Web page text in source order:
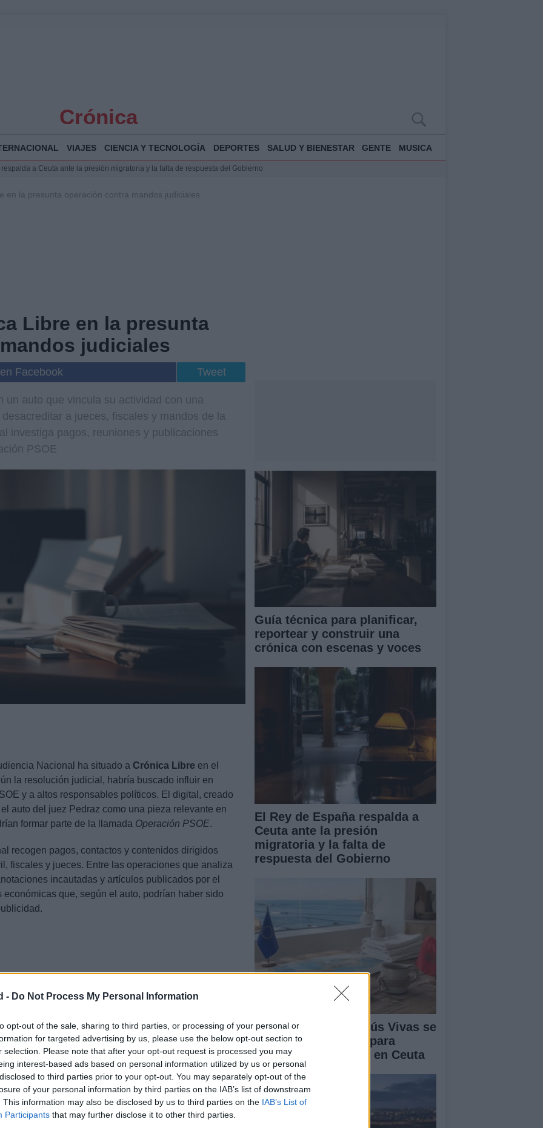
- Do Not Process My Personal Information
opt-out of the sale, sharing to third parties, or processing of your personal or
for targeted advertising by us, please use the below opt-out section to
selection. Please note that after your opt-out request is processed you may
interest-based ads based on personal information utilized by us or personal
to third parties prior to your opt-out. You may separately opt-out of the
of your personal information by third parties on the IAB’s list of downstream
This information may also be disclosed by us to third parties on the IAB’s List of
Participants that may further disclose it to other third parties.
Crónica
VIAJES CIENCIA Y TECNOLOGÍA DEPORTES SALUD Y BIENESTAR GENTE MUSICA
a Ceuta ante la presión migratoria y la falta de respuesta del Gobierno
del Gobierno ante la crisis migratoria en Ceuta
en la presunta operación contra mandos judiciales
Libre en la presunta
judiciales
Facebook Tweet
un auto que vincula su actividad con una
a jueces, fiscales y mandos de la
investiga pagos, reuniones y publicaciones
PSOE
Nacional ha situado a Crónica Libre en el
la resolución judicial, habría buscado influir en
y a altos responsables políticos. El digital, creado
auto del juez Pedraz como una pieza relevante en
formar parte de la llamada Operación PSOE.
recogen pagos, contactos y contenidos dirigidos
fiscales y jueces. Entre las operaciones que analiza
incautadas y artículos publicados por el
que, según el auto, podrían haber sido
de Crónica Libre
Libreinició su actividad en abril de 2026 con
redacción, distribución y venta de
Guía técnica para planificar,
reportear y construir una
crónica con escenas y voces
El Rey de España respalda a
Ceuta ante la presión
migratoria y la falta de
respuesta del Gobierno
Felipe VI y Juan Jesús Vivas se
reúnen en Marivent para
abordar la situación en Ceuta